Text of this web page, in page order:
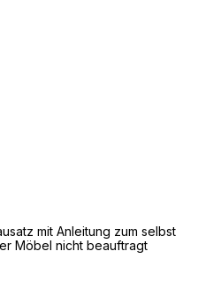
mit Anleitung zum selbst
Möbel nicht beauftragt